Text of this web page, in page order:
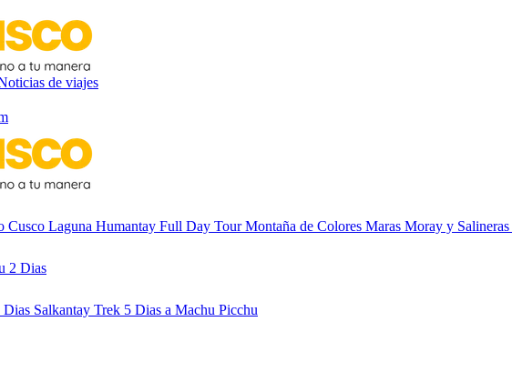
de viajes
Cusco Laguna Humantay Full Day Tour Montaña de Colores Maras Moray y Salineras
2 Dias
Dias Salkantay Trek 5 Dias a Machu Picchu